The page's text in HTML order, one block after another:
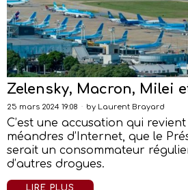
Zelensky, Macron, Milei
25 mars 2024 19:08 by Laurent Brayard
C’est une accusation qui
méandres d’Internet, que le
serait un consommateur
d’autres drogues.
LIRE PLUS